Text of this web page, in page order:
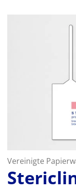
Vereinigte